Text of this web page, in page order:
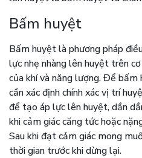
Bấm huyệt
Bấm huyệt là phương pháp
lực nhẹ nhàng lên huyệt trên
của khí và năng lượng. Để bấm
cần xác định chính xác vị trí
để tạo áp lực lên huyệt, dần
khi cảm giác căng tức hoặc
Sau khi đạt cảm giác mong
thời gian trước khi dừng lại.